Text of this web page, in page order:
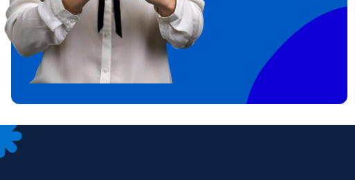
How do I
To get your
Then, contact
provide you
in your
without
アカウン
メールアドレ